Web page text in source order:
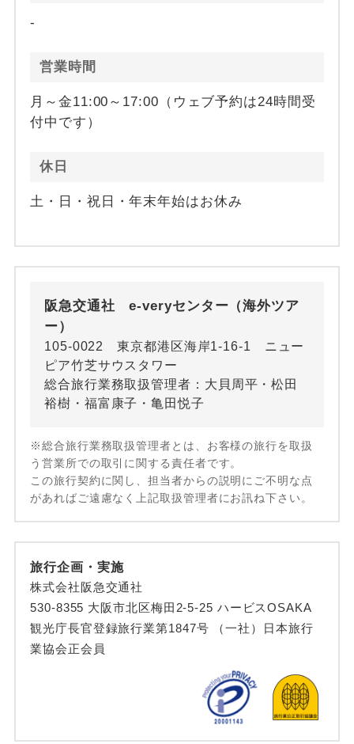
-
営業時間
月～金11:00～17:00（ウェブ予約は24時間受
付中です）
休日
土・日・祝日・年末年始はお休み
阪急交通社 e-veryセンター（海外ツア
ー）
105-0022 東京都港区海岸1-16-1 ニュー
ピア竹芝サウスタワー
総合旅行業務取扱管理者：大貝周平・松田
裕樹・福富康子・亀田悦子
※総合旅行業務取扱管理者とは、お客様の旅行を取扱
う営業所での取引に関する責任者です。
この旅行契約に関し、担当者からの説明にご不明な点
があればご遠慮なく上記取扱管理者にお訊ね下さい。
旅行企画・実施
株式会社阪急交通社
530-8355 大阪市北区梅田2-5-25 ハービスOSAKA
観光庁長官登録旅行業第1847号 （一社）日本旅行
業協会正会員